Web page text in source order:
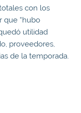
con los
que “hubo
utilidad
proveedores,
de la temporada.